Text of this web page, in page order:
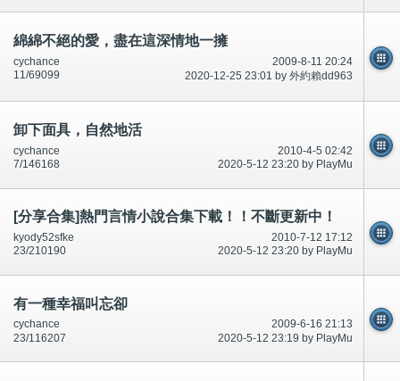
綿綿不絕的愛，盡在這深情地一擁
2009-8-11 20:24
cychance
2020-12-25 23:01 by 外約賴dd963
11/69099
卸下面具，自然地活
2010-4-5 02:42
cychance
2020-5-12 23:20 by PlayMu
7/146168
[分享合集]熱門言情小說合集下載！！不斷更新中！
2010-7-12 17:12
kyody52sfke
2020-5-12 23:20 by PlayMu
23/210190
有一種幸福叫忘卻
2009-6-16 21:13
cychance
2020-5-12 23:19 by PlayMu
23/116207